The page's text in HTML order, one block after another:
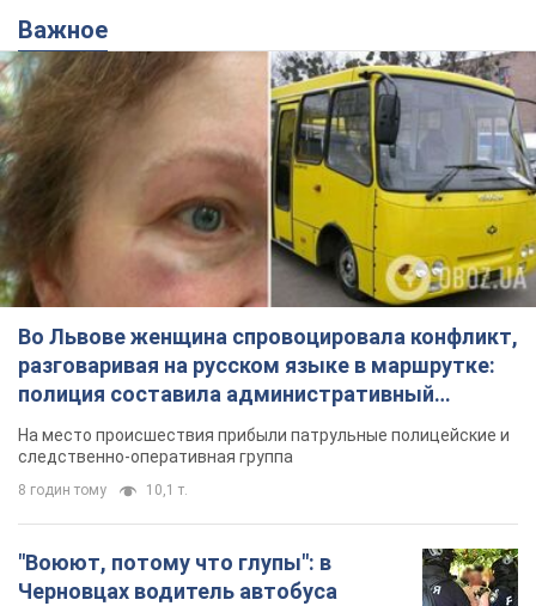
Важное
Во Львове женщина спровоцировала конфликт,
разговаривая на русском языке в маршрутке:
полиция составила административный
протокол. Видео
На место происшествия прибыли патрульные полицейские и
следственно-оперативная группа
8 годин тому 10,1 т.
"Воюют, потому что глупы": в
Черновцах водитель автобуса